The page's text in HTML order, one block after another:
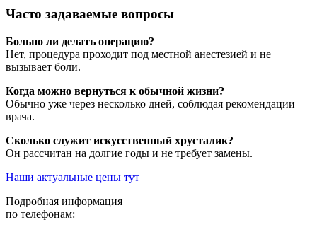
Часто задаваемые вопросы
Больно ли делать операцию?
Нет, процедура проходит под местной анестезией и не
вызывает боли.
Когда можно вернуться к обычной жизни?
Обычно уже через несколько дней, соблюдая рекомендации
врача.
Сколько служит искусственный хрусталик?
Он рассчитан на долгие годы и не требует замены.
Наши актуальные цены тут
Подробная информация
по телефонам: